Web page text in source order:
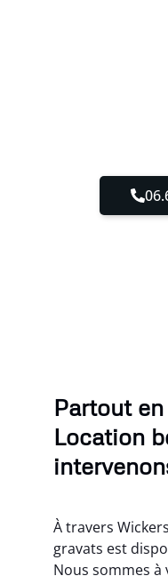
Partout
Location
À travers
gravats est
Nous sommes